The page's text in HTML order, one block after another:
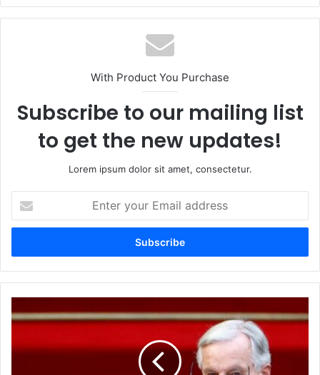
With Product You Purchase
Subscribe to our mailing list
to get the new updates!
Lorem ipsum dolor sit amet, consectetur.
your
Email